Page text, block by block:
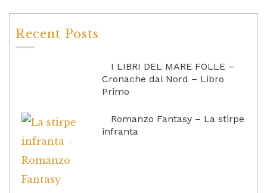
Recent Posts
I LIBRI DEL MARE FOLLE –
Cronache dal Nord – Libro
Primo
Romanzo Fantasy – La stirpe
infranta